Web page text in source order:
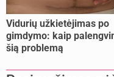
Vidurių užkietėjimas po
gimdymo: kaip
šią problemą